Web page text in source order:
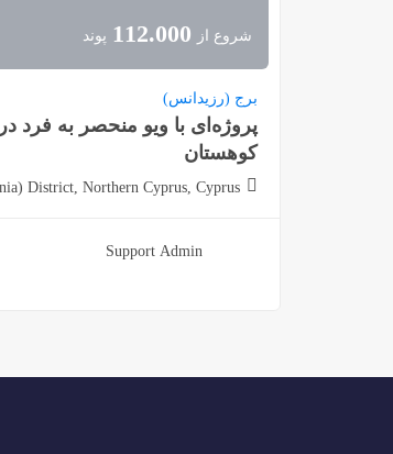
شروع از 112.000 پوند
برج (رزیدانس)
پروژه‌ای با ویو منحصر به فرد
کوهستان
District, Northern Cyprus, Cyprus
Support Admin